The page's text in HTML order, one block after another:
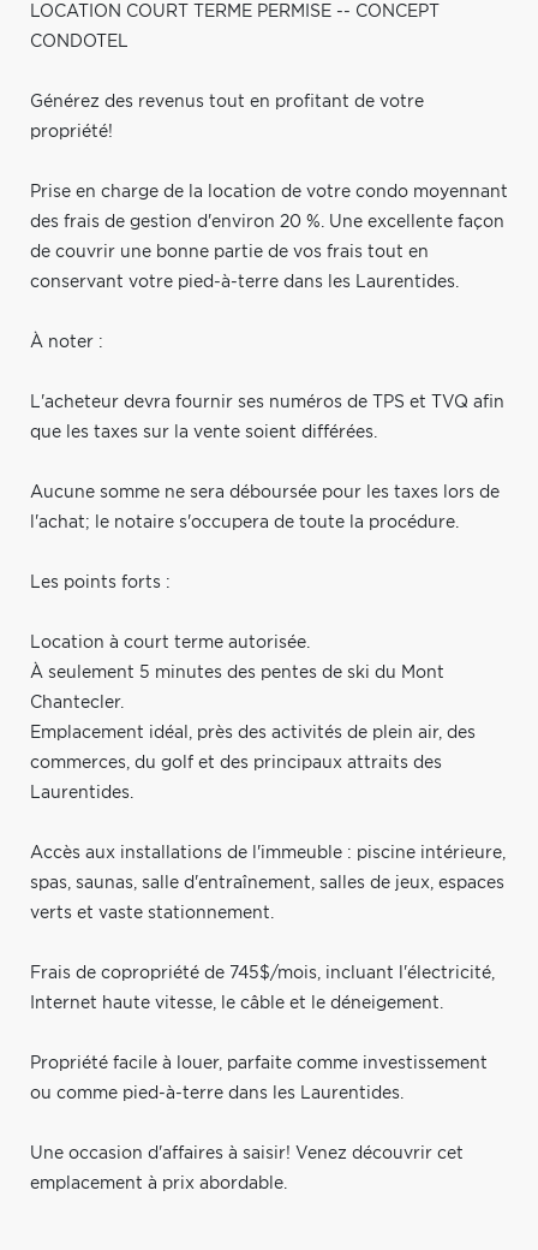
LOCATION COURT TERME PERMISE -- CONCEPT
CONDOTEL
Générez des revenus tout en profitant de votre
propriété!
Prise en charge de la location de votre condo moyennant
des frais de gestion d'environ 20 %. Une excellente façon
de couvrir une bonne partie de vos frais tout en
conservant votre pied-à-terre dans les Laurentides.
À noter :
L'acheteur devra fournir ses numéros de TPS et TVQ afin
que les taxes sur la vente soient différées.
Aucune somme ne sera déboursée pour les taxes lors de
l'achat; le notaire s'occupera de toute la procédure.
Les points forts :
Location à court terme autorisée.
À seulement 5 minutes des pentes de ski du Mont
Chantecler.
Emplacement idéal, près des activités de plein air, des
commerces, du golf et des principaux attraits des
Laurentides.
Accès aux installations de l'immeuble : piscine intérieure,
spas, saunas, salle d'entraînement, salles de jeux, espaces
verts et vaste stationnement.
Frais de copropriété de 745$/mois, incluant l'électricité,
Internet haute vitesse, le câble et le déneigement.
Propriété facile à louer, parfaite comme investissement
ou comme pied-à-terre dans les Laurentides.
Une occasion d'affaires à saisir! Venez découvrir cet
emplacement à prix abordable.